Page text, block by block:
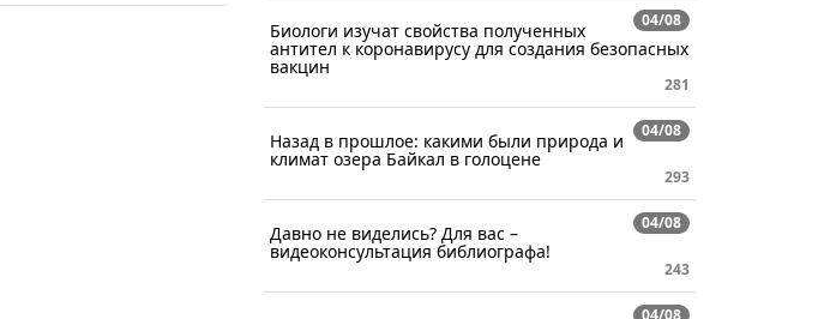
04/08
Биологи изучат свойства полученных
антител к коронавирусу для создания безопасных
вакцин
281
04/08
Назад в прошлое: какими были природа и
климат озера Байкал в голоцене
293
04/08
Давно не виделись? Для вас –
видеоконсультация библиографа!
243
04/08